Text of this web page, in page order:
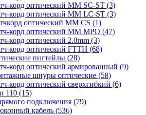
корд оптический MM SC-ST (3)
корд оптический MM LC-ST (3)
оптический MM CS (1)
корд оптический MM MPO (47)
корд оптический 2.0mm (3)
корд оптический FTTH (68)
пигтейлы (28)
корд оптический армированный (9)
шнуры оптические (58)
корд оптический сверхгибкий (6)
110 (15)
подключения (79)
кабель (536)